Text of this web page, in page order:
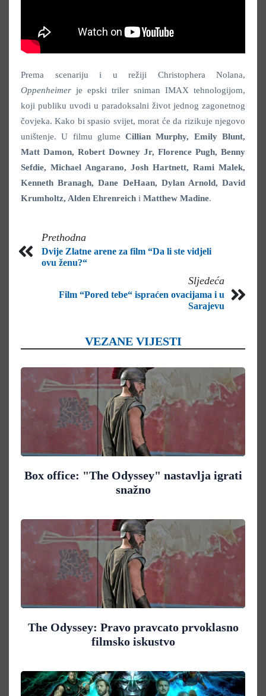
Prema scenariju i u režiji Christophera Nolana,
Oppenheimer je epski triler sniman IMAX tehnologijom,
koji publiku uvodi u paradoksalni život jednog zagonetnog
čovjeka. Kako bi spasio svijet, morat će da rizikuje njegovo
uništenje. U filmu glumeCillian Murphy, Emily Blunt,
Matt Damon, Robert Downey Jr, Florence Pugh, Benny
Sefdie, Michael Angarano, Josh Hartnett, Rami Malek,
Kenneth Branagh, Dane DeHaan, Dylan Arnold, David
Krumholtz, Alden Ehrenreich i Matthew Madine.
Prethodna
Dvije Zlatne arene za film “Da li ste vidjeli
ovu ženu?“
Sljedeća
Film “Pored tebe“ ispraćen ovacijama i u
Sarajevu
VEZANE VIJESTI
Box office: "The Odyssey" nastavlja igrati
snažno
The Odyssey: Pravo pravcato prvoklasno
filmsko iskustvo